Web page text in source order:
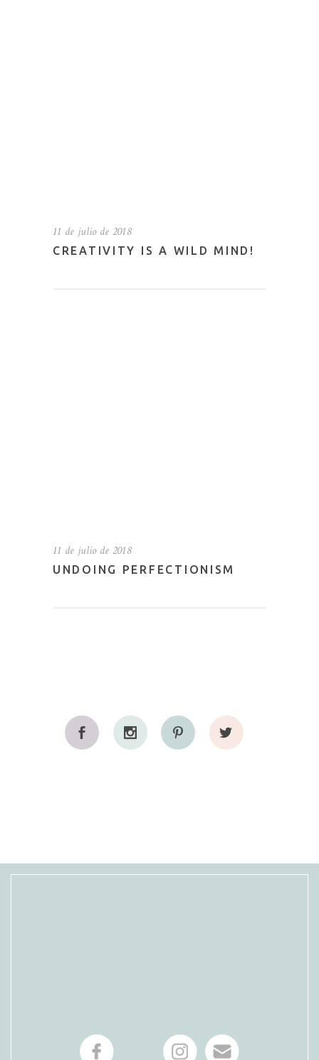
11 de julio de 2018
CREATIVITY IS A WILD MIND!
11 de julio de 2018
UNDOING PERFECTIONISM